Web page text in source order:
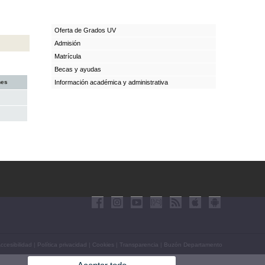
Oferta de Grados UV
Admisión
Matrícula
Becas y ayudas
Información académica y administrativa
Política privacidad Cookies Transparencia Buzón Departamento